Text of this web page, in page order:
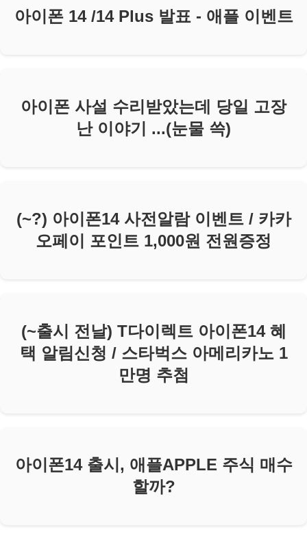
아이폰 14 /14 Plus 발표 - 애플 이벤트
아이폰 사설 수리받았는데 당일 고장
난 이야기 ...(눈물 쓱)
(~?) 아이폰14 사전알람 이벤트 / 카카
오페이 포인트 1,000원 전원증정
(~출시 전날) T다이렉트 아이폰14 혜
택 알림신청 / 스타벅스 아메리카노 1
만명 추첨
아이폰14 출시, 애플APPLE 주식 매수
할까?